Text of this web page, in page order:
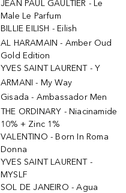
JEAN PAUL GAULTIER - Le
Male Le Parfum
BILLIE EILISH - Eilish
AL HARAMAIN - Amber Oud
Gold Edition
YVES SAINT LAURENT - Y
ARMANI - My Way
Gisada - Ambassador Men
THE ORDINARY - Niacinamide
10% + Zinc 1%
VALENTINO - Born In Roma
Donna
YVES SAINT LAURENT -
MYSLF
SOL DE JANEIRO - Agua